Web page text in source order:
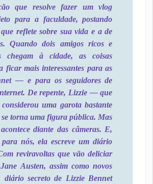
que resolve fazer um vlog
para a faculdade, postando
reflete sobre sua vida e a de
Quando dois amigos ricos e
chegam à cidade, as coisas
ficar mais interessantes para as
― e para os seguidores de
De repente, Lizzie ― que
considerou uma garota bastante
torna uma figura pública. Mas
diante das câmeras. E,
para nós, ela escreve um diário
reviravoltas que vão deliciar
Austen, assim como novos
diário secreto de Lizzie Bennet